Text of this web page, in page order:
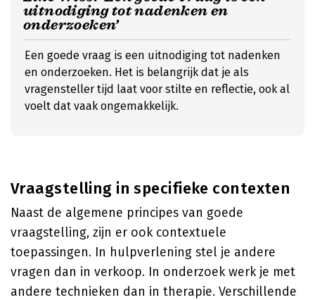
uitnodiging tot nadenken en
onderzoeken’
Een goede vraag is een uitnodiging tot nadenken
en onderzoeken. Het is belangrijk dat je als
vragensteller tijd laat voor stilte en reflectie, ook al
voelt dat vaak ongemakkelijk.
Vraagstelling in specifieke contexten
Naast de algemene principes van goede
vraagstelling, zijn er ook contextuele
toepassingen. In hulpverlening stel je andere
vragen dan in verkoop. In onderzoek werk je met
andere technieken dan in therapie. Verschillende